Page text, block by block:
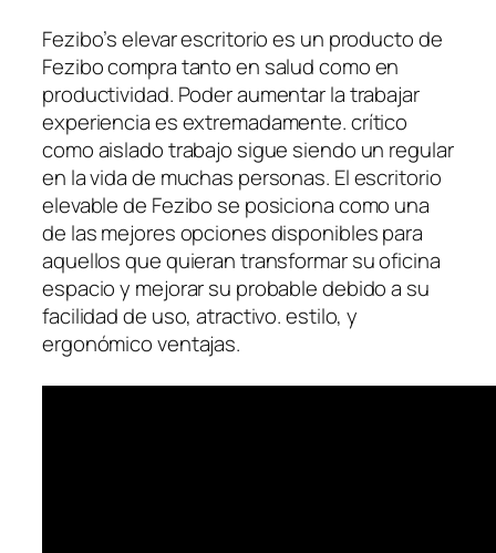
Fezibo’s elevar escritorio es un producto de
Fezibo compra tanto en salud como en
productividad. Poder aumentar la trabajar
experiencia es extremadamente. crítico
como aislado trabajo sigue siendo un regular
en la vida de muchas personas. El escritorio
elevable de Fezibo se posiciona como una
de las mejores opciones disponibles para
aquellos que quieran transformar su oficina
espacio y mejorar su probable debido a su
facilidad de uso, atractivo. estilo, y
ergonómico ventajas.